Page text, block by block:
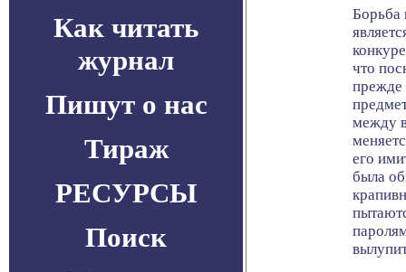
Как читать
журнал
Пишут о нас
Тираж
РЕСУРСЫ
Поиск
Борьба
что
прежде
между
его
была